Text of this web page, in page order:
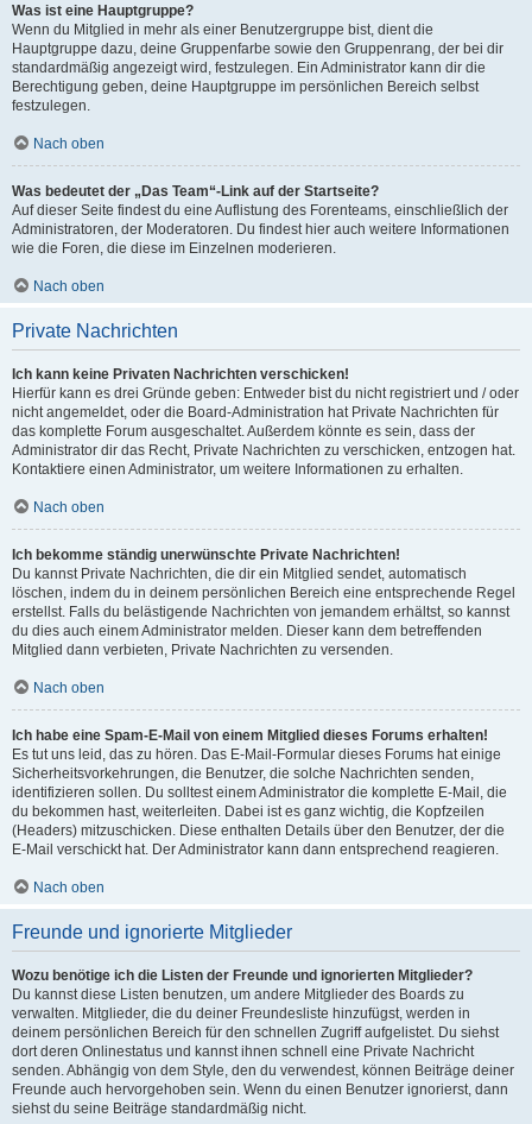
Was ist eine Hauptgruppe?
Wenn du Mitglied in mehr als einer Benutzergruppe bist, dient die
Hauptgruppe dazu, deine Gruppenfarbe sowie den Gruppenrang, der bei dir
standardmäßig angezeigt wird, festzulegen. Ein Administrator kann dir die
Berechtigung geben, deine Hauptgruppe im persönlichen Bereich selbst
festzulegen.
Nach oben
Was bedeutet der „Das Team“-Link auf der Startseite?
Auf dieser Seite findest du eine Auflistung des Forenteams, einschließlich der
Administratoren, der Moderatoren. Du findest hier auch weitere Informationen
wie die Foren, die diese im Einzelnen moderieren.
Nach oben
Private Nachrichten
Ich kann keine Privaten Nachrichten verschicken!
Hierfür kann es drei Gründe geben: Entweder bist du nicht registriert und / oder
nicht angemeldet, oder die Board-Administration hat Private Nachrichten für
das komplette Forum ausgeschaltet. Außerdem könnte es sein, dass der
Administrator dir das Recht, Private Nachrichten zu verschicken, entzogen hat.
Kontaktiere einen Administrator, um weitere Informationen zu erhalten.
Nach oben
Ich bekomme ständig unerwünschte Private Nachrichten!
Du kannst Private Nachrichten, die dir ein Mitglied sendet, automatisch
löschen, indem du in deinem persönlichen Bereich eine entsprechende Regel
erstellst. Falls du belästigende Nachrichten von jemandem erhältst, so kannst
du dies auch einem Administrator melden. Dieser kann dem betreffenden
Mitglied dann verbieten, Private Nachrichten zu versenden.
Nach oben
Ich habe eine Spam-E-Mail von einem Mitglied dieses Forums erhalten!
Es tut uns leid, das zu hören. Das E-Mail-Formular dieses Forums hat einige
Sicherheitsvorkehrungen, die Benutzer, die solche Nachrichten senden,
identifizieren sollen. Du solltest einem Administrator die komplette E-Mail, die
du bekommen hast, weiterleiten. Dabei ist es ganz wichtig, die Kopfzeilen
(Headers) mitzuschicken. Diese enthalten Details über den Benutzer, der die
E-Mail verschickt hat. Der Administrator kann dann entsprechend reagieren.
Nach oben
Freunde und ignorierte Mitglieder
Wozu benötige ich die Listen der Freunde und ignorierten Mitglieder?
Du kannst diese Listen benutzen, um andere Mitglieder des Boards zu
verwalten. Mitglieder, die du deiner Freundesliste hinzufügst, werden in
deinem persönlichen Bereich für den schnellen Zugriff aufgelistet. Du siehst
dort deren Onlinestatus und kannst ihnen schnell eine Private Nachricht
senden. Abhängig von dem Style, den du verwendest, können Beiträge deiner
Freunde auch hervorgehoben sein. Wenn du einen Benutzer ignorierst, dann
siehst du seine Beiträge standardmäßig nicht.